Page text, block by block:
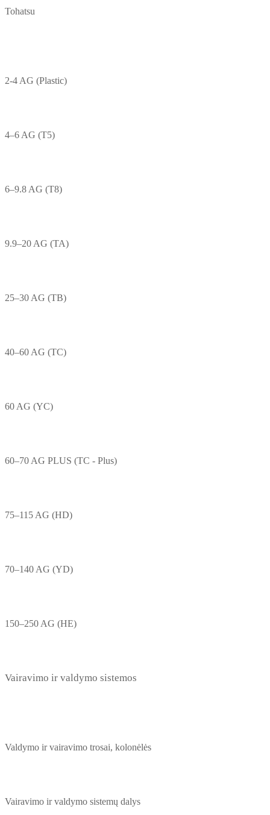
Tohatsu
2-4 AG (Plastic)
4–6 AG (T5)
6–9.8 AG (T8)
9.9–20 AG (TA)
25–30 AG (TB)
40–60 AG (TC)
60 AG (YC)
60–70 AG PLUS (TC - Plus)
75–115 AG (HD)
70–140 AG (YD)
150–250 AG (HE)
Vairavimo ir valdymo sistemos
Valdymo ir vairavimo trosai, kolonėlės
Vairavimo ir valdymo sistemų dalys